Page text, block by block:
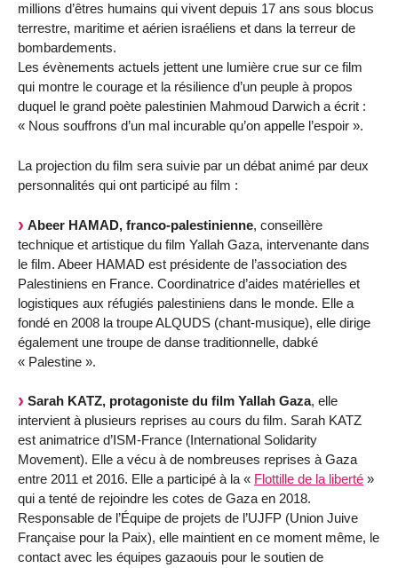
millions d’êtres humains qui vivent depuis 17 ans sous blocus
terrestre, maritime et aérien israéliens et dans la terreur de
bombardements.
Les évènements actuels jettent une lumière crue sur ce film
qui montre le courage et la résilience d’un peuple à propos
duquel le grand poète palestinien Mahmoud Darwich a écrit :
« Nous souffrons d’un mal incurable qu’on appelle l’espoir ».
La projection du film sera suivie par un débat animé par deux
personnalités qui ont participé au film :
Abeer HAMAD, franco-palestinienne, conseillère
technique et artistique du film Yallah Gaza, intervenante dans
le film. Abeer HAMAD est présidente de l’association des
Palestiniens en France. Coordinatrice d’aides matérielles et
logistiques aux réfugiés palestiniens dans le monde. Elle a
fondé en 2008 la troupe ALQUDS (chant-musique), elle dirige
également une troupe de danse traditionnelle, dabké
« Palestine ».
Sarah KATZ, protagoniste du film Yallah Gaza, elle
intervient à plusieurs reprises au cours du film. Sarah KATZ
est animatrice d’ISM-France (International Solidarity
Movement). Elle a vécu à de nombreuses reprises à Gaza
entre 2011 et 2016. Elle a participé à la « Flottille de la liberté »
qui a tenté de rejoindre les cotes de Gaza en 2018.
Responsable de l’Équipe de projets de l’UJFP (Union Juive
Française pour la Paix), elle maintient en ce moment même, le
contact avec les équipes gazaouis pour le soutien de